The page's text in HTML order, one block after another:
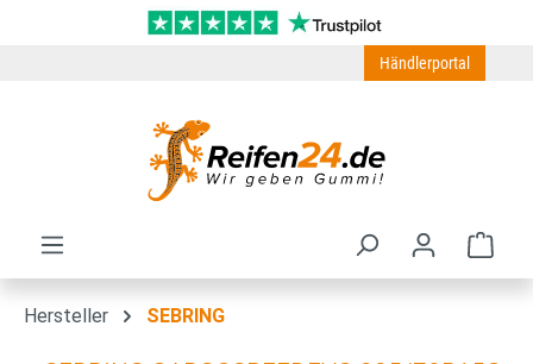
Zum Hauptinhalt springen
Händlerportal
Hersteller SEBRING